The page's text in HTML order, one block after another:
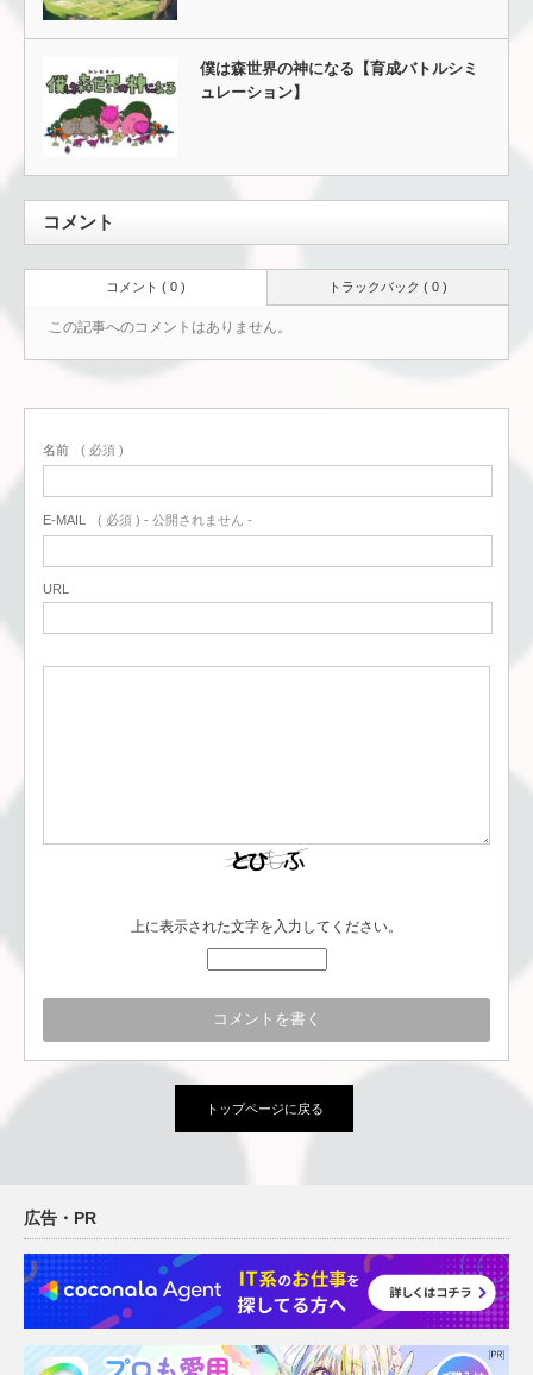
僕は森世界の神になる【育成バトルシミ
ュレーション】
コメント
トラックバック ( 0 )
コメント ( 0 )
この記事へのコメントはありません。
名前 ( 必須 )
E-MAIL ( 必須 ) - 公開されません -
URL
上に表示された文字を入力してください。
トップページに戻る
広告・PR